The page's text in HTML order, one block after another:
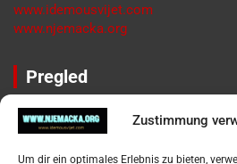
Zustimmung
Um dir ein optimales Erlebnis zu bieten,
www.idemousvijet.com
www.njemacka.org
Pregled
Impressum
Datenschutzerklärung
Widerufsbelehrung